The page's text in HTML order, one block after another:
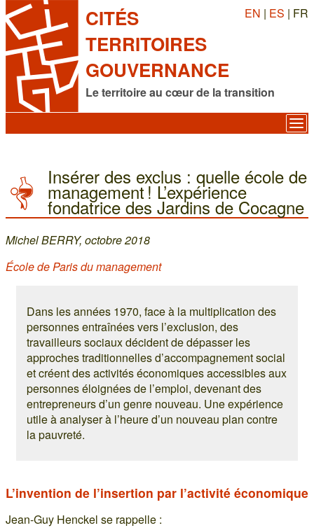
CITÉS
TERRITOIRES
GOUVERNANCE
Le territoire au cœur de la transition
EN | ES | FR
Insérer des exclus : quelle école de
management ! L’expérience
fondatrice des Jardins de Cocagne
Michel BERRY, octobre 2018
École de Paris du management
Dans les années 1970, face à la multiplication des
personnes entraînées vers l’exclusion, des
travailleurs sociaux décident de dépasser les
approches traditionnelles d’accompagnement social
et créent des activités économiques accessibles aux
personnes éloignées de l’emploi, devenant des
entrepreneurs d’un genre nouveau. Une expérience
utile à analyser à l’heure d’un nouveau plan contre
la pauvreté.
L’invention de l’insertion par l’activité économique
Jean-Guy Henckel se rappelle :